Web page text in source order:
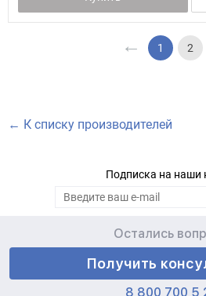
← 1 2
← К списку производителей
Подписка на наши
Остались
Получить
8 800 700 5